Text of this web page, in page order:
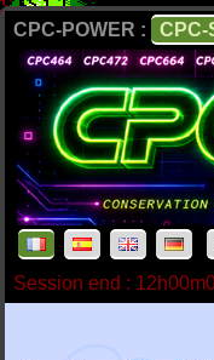
CPC-POWER : CPC-
Session end :